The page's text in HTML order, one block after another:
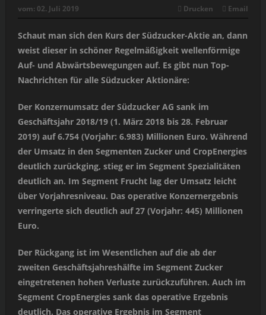
vom: 02. Juli 2019 Drucken Email
Schaut man sich den Kurs der Südzucker-Aktie an, dann
weist dieser in schöner Regelmäßigkeit wellenförmige
Auf- und Abwärtsbewegungen auf. Es gibt nun Top-
Nachrichten für alle Südzucker Aktionäre:
Der Konzernumsatz der Südzucker AG sank im
Geschäftsjahr 2018/19 (1. März 2018 bis 28. Februar
2019) auf 6.754 (Vorjahr: 6.983) Millionen Euro. Während
der Umsatz in den Segmenten Zucker und CropEnergies
deutlich zurückging, stieg er im Segment Spezialitäten
deutlich an. Im Segment Frucht lag der Umsatz leicht
über Vorjahresniveau. Das operative Konzernergebnis
verringerte sich deutlich auf 27 (Vorjahr: 445) Millionen
Euro.
Der Rückgang ist im Wesentlichen auf die ab der
zweiten Geschäftsjahreshälfte im Segment Zucker
eingetretenen hohen Verluste zurückzuführen. Auch im
Segment CropEnergies sank das operative Ergebnis
deutlich. Das operative Ergebnis im Segment